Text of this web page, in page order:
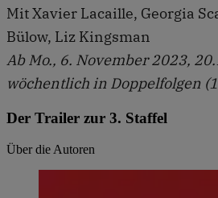
Mit Xavier Lacaille, Georgia
Bülow, Liz Kingsman
Ab Mo., 6. November 2023,
wöchentlich in Doppelfolgen
Der Trailer zur 3. Staffel
Über die Autoren